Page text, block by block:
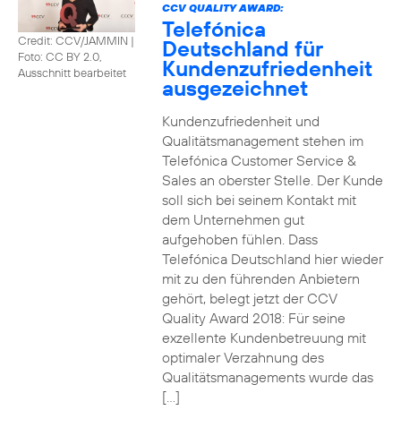
Credit: CCV/JAMMIN |
Foto: CC BY 2.0,
Ausschnitt bearbeitet
CCV QUALITY AWARD:
Telefónica
Deutschland für
Kundenzufriedenheit
ausgezeichnet
Kundenzufriedenheit und
Qualitätsmanagement stehen im
Telefónica Customer Service &
Sales an oberster Stelle. Der Kunde
soll sich bei seinem Kontakt mit
dem Unternehmen gut
aufgehoben fühlen. Dass
Telefónica Deutschland hier wieder
mit zu den führenden Anbietern
gehört, belegt jetzt der CCV
Quality Award 2018: Für seine
exzellente Kundenbetreuung mit
optimaler Verzahnung des
Qualitätsmanagements wurde das
[…]